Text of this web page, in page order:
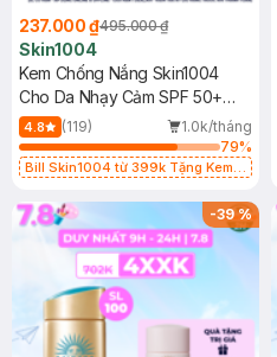
237.000 ₫495.000 ₫
Skin1004
Kem Chống Nắng Skin1004
Cho Da Nhạy Cảm SPF 50+
50ml
4.8 (119)
1.0k/tháng
79%
Bill Skin1004 từ 399k Tặng Kem
SPF 50+ 20ml (SL Có Hạn)
-39%